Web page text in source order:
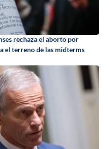
rechaza el aborto por
el terreno de las midterms